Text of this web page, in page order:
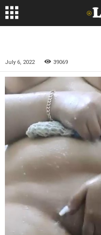
July 6, 2022 39069